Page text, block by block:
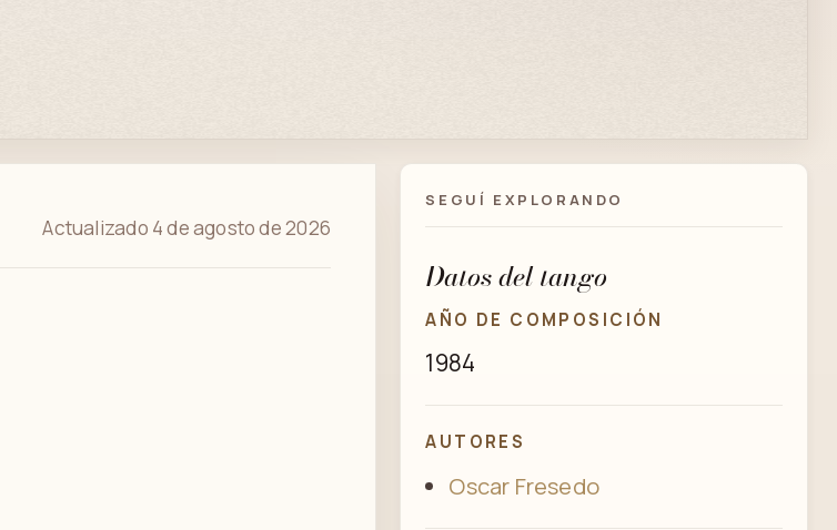
Actualizado 4 de agosto de 2026
SEGUÍ EXPLORANDO
Datos del tango
AÑO DE COMPOSICIÓN
1984
AUTORES
Oscar Fresedo